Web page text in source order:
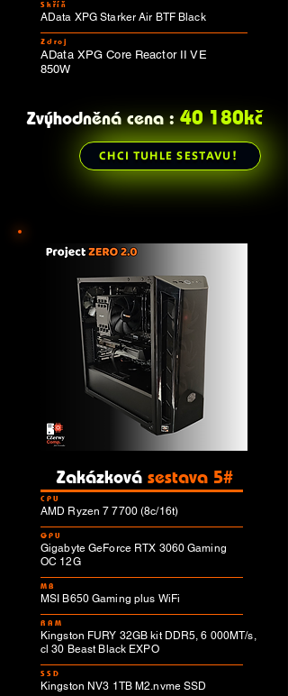
Skříň
AData XPG Starker Air BTF Black
Zdroj
AData XPG Core Reactor II VE
850W
Zvýhodněná cena : 40 180kč
CHCI TUHLE SESTAVU!
Zakázková sestava 5#
CPU
AMD Ryzen 7 7700 (8c/16t)
GPU
Gigabyte GeForce RTX 3060 Gaming
OC 12G
MB
MSI B650 Gaming plus WiFi
RAM
Kingston FURY 32GB kit DDR5, 6 000MT/s,
cl 30 Beast Black EXPO
SSD
Kingston NV3 1TB M2.nvme SSD